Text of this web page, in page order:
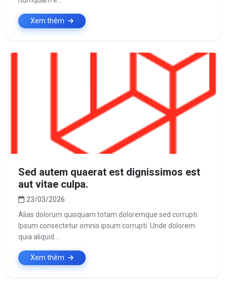
Xem thêm
Sed autem quaerat est dignissimos est
aut vitae culpa.
23/03/2026
Alias dolorum quisquam totam doloremque sed corrupti.
Ipsum consectetur omnis ipsum corrupti. Unde dolorem
quia aliquid...
Xem thêm